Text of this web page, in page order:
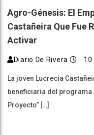
Agro-Génesis: El
Castañeira Que Fue
Activar
Diario De Rivera 10
La joven Lucrecia
beneficiaria del programa
Proyecto” […]